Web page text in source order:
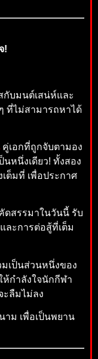
!
บมนต์เสน่ห์และ
ที่ไม่สามารถหาได้
คู่เอกที่ถูกจับตามอง
หนึ่งเดียว! ทั้งสอง
ต็มที่ เพื่อประกาศ
ดสรรมาในวันนี้ รับ
ละการต่อสู้ที่เต็ม
มเป็นส่วนหนึ่งของ
ห้กำลังใจนักกีฬา
ลืมไม่ลง
ม เพื่อเป็นพยาน